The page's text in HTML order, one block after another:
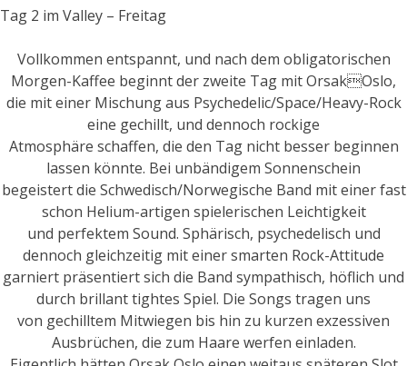
Tag 2 im Valley – Freitag
Vollkommen entspannt, und nach dem obligatorischen
Morgen-Kaffee beginnt der zweite Tag mit OrsakOslo,
die mit einer Mischung aus Psychedelic/Space/Heavy-Rock
eine gechillt, und dennoch rockige
Atmosphäre schaffen, die den Tag nicht besser beginnen
lassen könnte. Bei unbändigem Sonnenschein
begeistert die Schwedisch/Norwegische Band mit einer fast
schon Helium-artigen spielerischen Leichtigkeit
und perfektem Sound. Sphärisch, psychedelisch und
dennoch gleichzeitig mit einer smarten Rock-Attitude
garniert präsentiert sich die Band sympathisch, höflich und
durch brillant tightes Spiel. Die Songs tragen uns
von gechilltem Mitwiegen bis hin zu kurzen exzessiven
Ausbrüchen, die zum Haare werfen einladen.